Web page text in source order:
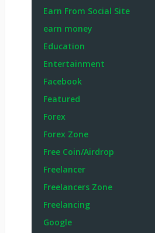
Earn From Social Site
earn money
Education
Entertainment
Facebook
Featured
Forex
Forex Zone
Free Coin/Airdrop
Freelancer
Freelancers Zone
Freelancing
Google